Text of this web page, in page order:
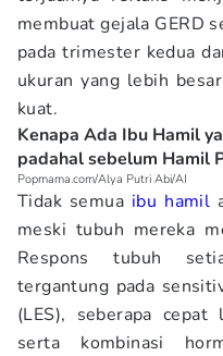
membuat gejala GERD
pada trimester kedua
ukuran yang lebih
kuat.
Kenapa Ada Ibu Hamil
padahal sebelum Hamil
Popmama.com/Alya Putri Abi/AI
Tidak semua ibu hamil
meski tubuh mereka
Respons tubuh
tergantung pada
(LES), seberapa
serta kombinasi